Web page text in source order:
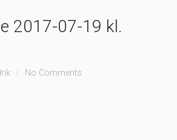
2017-07-19 kl.
No Comments